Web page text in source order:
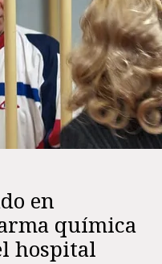
en
química
hospital